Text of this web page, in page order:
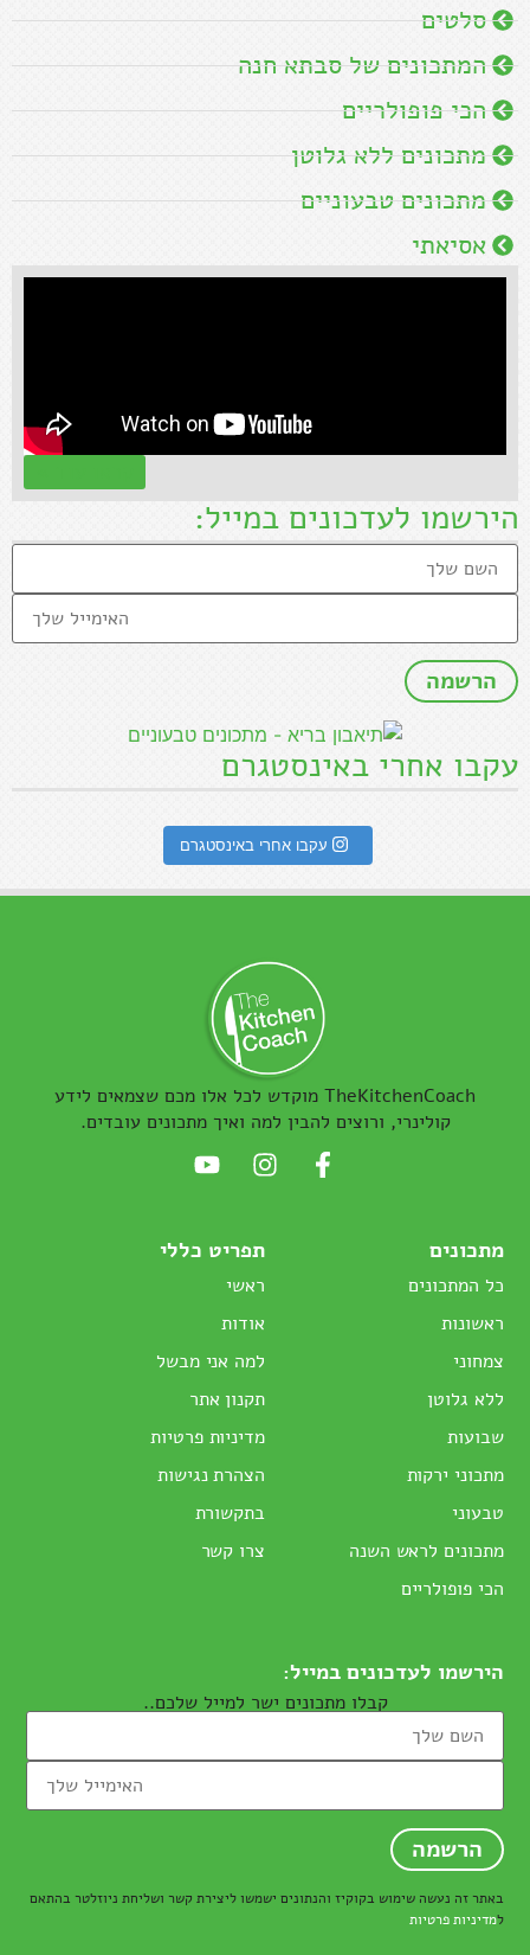
סלטים
המתכונים של סבתא חנה
הכי פופולריים
מתכונים ללא גלוטן
מתכונים טבעוניים
אסיאתי
הירשמו לעדכונים במייל:
עקבו אחרי באינסטגרם
עקבו אחרי באינסטגרם
TheKitchenCoach מוקדש לכל אלו מכם שצמאים לידע
קולינרי, ורוצים להבין למה ואיך מתכונים עובדים.
מתכונים
כל המתכונים
ראשונות
צמחוני
ללא גלוטן
שבועות
מתכוני ירקות
טבעוני
מתכונים לראש השנה
הכי פופולריים
תפריט כללי
ראשי
אודות
למה אני מבשל
תקנון אתר
מדיניות פרטיות
הצהרת נגישות
בתקשורת
צרו קשר
הירשמו לעדכונים במייל:
קבלו מתכונים ישר למייל שלכם..
באתר זה נעשה שימוש בקוקיז והנתונים ישמשו ליצירת קשר ושליחת ניוזלטר בהתאם
למדיניות פרטיות